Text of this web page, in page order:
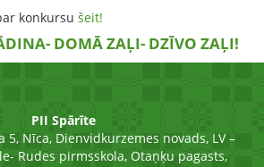
konkursu šeit!
DOMĀ ZAĻI- DZĪVO ZAĻI!
PII Spārīte
5, Nīca, Dienvidkurzemes novads, LV –
Rudes pirmsskola, Otaņķu pagasts,